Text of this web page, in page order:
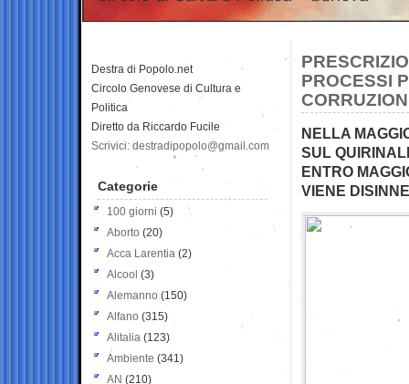
PROCESSI
NELLA
SUL
ENTRO
VIENE
Destra di Popolo.net
Circolo Genovese di Cultura e
Politica
Diretto da Riccardo Fucile
Scrivici: destradipopolo@gmail.com
Categorie
100 giorni (5)
Aborto (20)
Acca Larentia (2)
Alcool (3)
Alemanno (150)
Alfano (315)
Alitalia (123)
Ambiente (341)
AN (210)